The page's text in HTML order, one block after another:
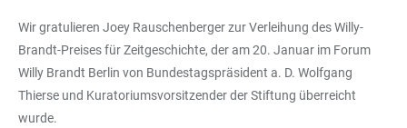
Wir gratulieren Joey Rauschenberger zur Verleihung des Willy-
Brandt-Preises für Zeitgeschichte, der am 20. Januar im Forum
Willy Brandt Berlin von Bundestagspräsident a. D. Wolfgang
Thierse und Kuratoriumsvorsitzender der Stiftung überreicht
wurde.